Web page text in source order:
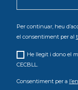
Per continuar, heu
el consentiment per al
He llegit i dono el
CECBLL.
Consentiment per a